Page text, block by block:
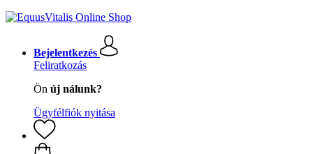
Bejelentkezés
Feliratkozás
Ön új nálunk?
Ügyfélfiók nyitása